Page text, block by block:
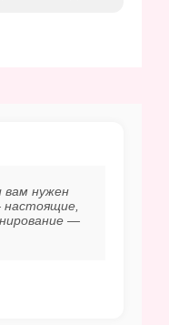
вам нужен
настоящие,
—